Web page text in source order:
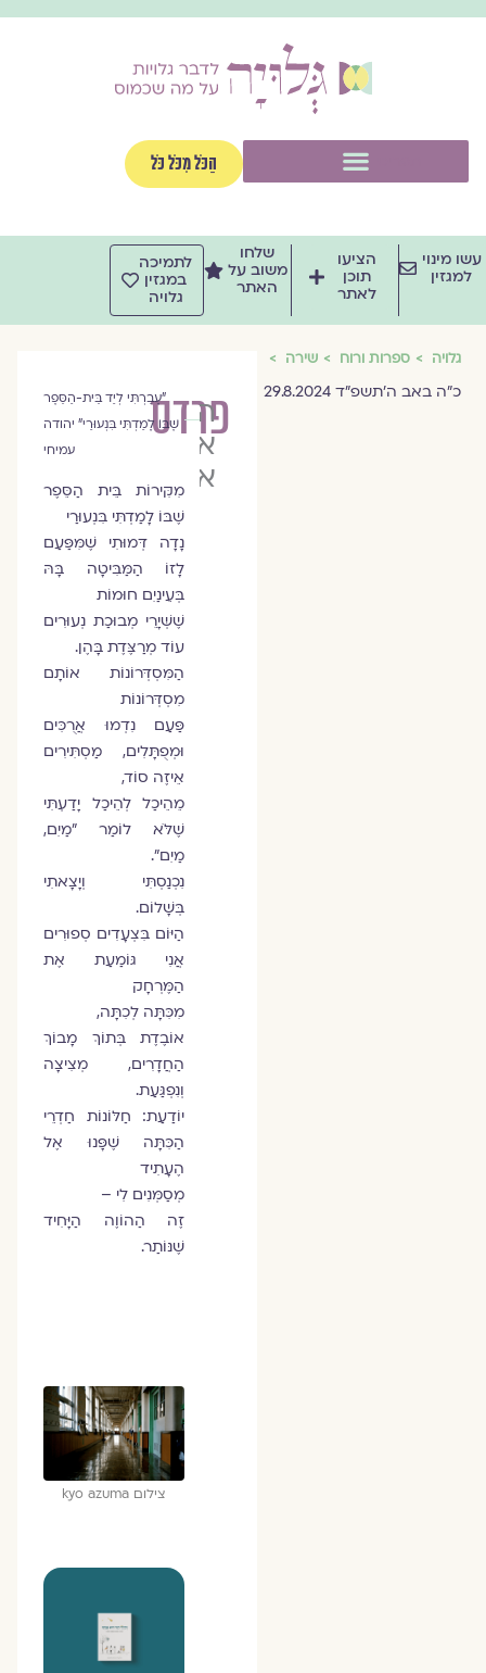
הַכֹּל מִכֹּל כֹּל
מינוי
למגזין
הציעו
תוכן
לאתר
שלחו
משוב על
האתר
לתמיכה
במגזין
גלויה
גלויה ספרות ורוח שירה
כ״ה באב ה׳תשפ״ד 29.8.2024 פרדס
הרַבָּה
אסנת
אלדר
"עָבַרְתִּי לְיַד בֵּית-הַסֵּפֶר
שֶׁבּוֹ לָמַדְתִּי בִּנְעוּרַי" יהודה
עמיחי
מִקִּירוֹת בֵּית הַסֵּפֶר
שֶׁבּוֹ לָמַדְתִּי בִּנְעוּרַי
נָדָה דְּמוּתִי שֶׁמִּפַּעַם
לָזוֹ הַמַּבִּיטָה בָּהּ
בְּעֵינַיִם חוּמוֹת
שֶׁשְּׁיָרֵי מְבוּכַת נְעוּרִים
עוֹד מְרַצֶּדֶת בָּהֶן.
הַמִּסְדְּרוֹנוֹת אוֹתָם
מִסְדְּרוֹנוֹת
פַּעַם נִדְמוּ אֲרֻכִּים
וּמְפֻתָּלִים, מַסְתִּירִים
אֵיזֶה סוֹד,
מֵהֵיכַל לְהֵיכַל יָדַעְתִּי
שֶׁלֹּא לוֹמַר "מַיִם,
מַיִם".
נִכְנַסְתִּי וְיָצָאתִי
בְּשָׁלוֹם.
הַיּוֹם בִּצְעָדִים סְפוּרִים
אֲנִי גּוֹמַעַת אֶת
הַמֶּרְחָק
מִכִּתָּה לְכִתָּה,
אוֹבֶדֶת בְּתוֹךְ מָבוֹךְ
הַחֲדָרִים, מְצִיצָה
וְנִפְגַּעַת.
יוֹדַעַת: חַלּוֹנוֹת חַדְרֵי
הַכִּתָּה שֶׁפָּנוּ אֶל
הֶעָתִיד
מְסַמְּנִים לִי –
זֶה הַהוֹוֶה הַיָּחִיד
שֶׁנּוֹתַר.
צילום kyo azuma